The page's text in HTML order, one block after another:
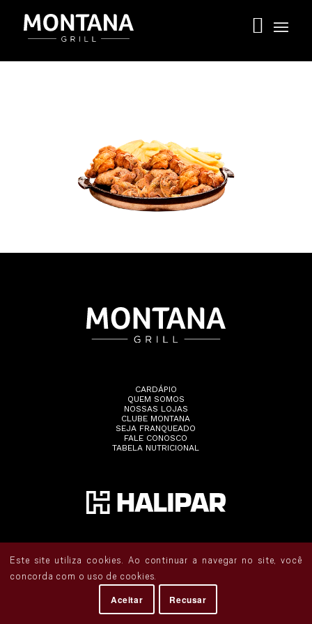
CARDÁPIO
QUEM SOMOS
NOSSAS LOJAS
CLUBE MONTANA
SEJA FRANQUEADO
FALE CONOSCO
TABELA NUTRICIONAL
Todos os direitos reservados •Política de Privacidade• Acompanhe o Montana:
Este site utiliza cookies. Ao continuar a navegar no site, você
concorda com o uso de cookies.
Aceitar Recusar